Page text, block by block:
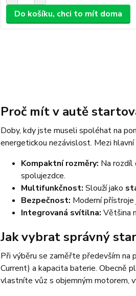
Do košíku, chci to mít doma
Proč mít v autě
Doby, kdy jste museli spoléhat na
energetickou nezávislost. Mezi
Kompaktní rozměry: Na rozdíl
spolujezdce.
Multifunkčnost: Slouží jako
Bezpečnost: Moderní přístroje
Integrovaná svítilna: Většina
Jak vybrat správný
Při výběru se zaměřte především na
Current) a kapacita baterie. Obecně
vlastníte vůz s objemným motorem,